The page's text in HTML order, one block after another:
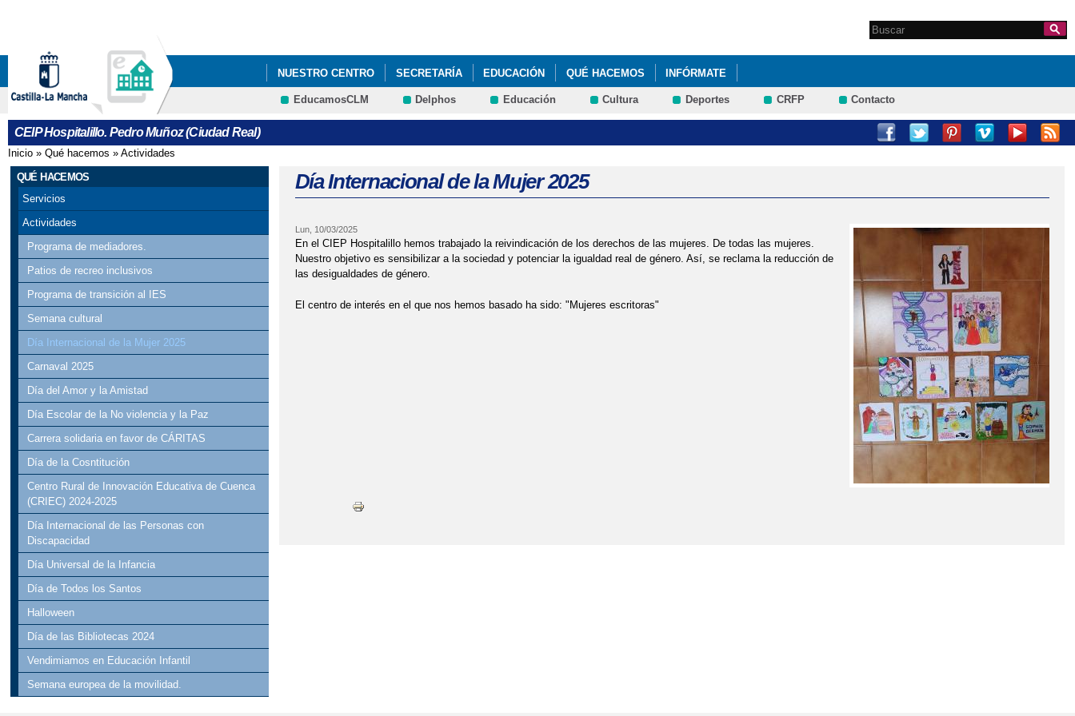
Formulario de
Search this site
NUESTRO CENTRO SECRETARÍA EDUCACIÓN QUÉ HACEMOS INFÓRMATE
EducamosCLM Delphos Educación Cultura Deportes CRFP Contacto
CEIP Hospitalillo. Pedro Muñoz (Ciudad Real)
Se encuentra usted aquí
Inicio » Qué hacemos » Actividades
QUÉ HACEMOS
Servicios
Actividades
Programa de mediadores.
Patios de recreo inclusivos
Programa de transición al IES
Semana cultural
Día Internacional de la Mujer 2025
Carnaval 2025
Día del Amor y la Amistad
Día Escolar de la No violencia y la Paz
Carrera solidaria en favor de CÁRITAS
Día de la Cosntitución
Centro Rural de Innovación Educativa de Cuenca
(CRIEC) 2024-2025
Día Internacional de las Personas con
Discapacidad
Día Universal de la Infancia
Día de Todos los Santos
Halloween
Día de las Bibliotecas 2024
Vendimiamos en Educación Infantil
Semana europea de la movilidad.
Día Internacional de la Mujer 2025
Lun, 10/03/2025
En el CIEP Hospitalillo hemos trabajado la reivindicación de los derechos de las mujeres. De todas las mujeres.
Nuestro objetivo es sensibilizar a la sociedad y potenciar la igualdad real de género. Así, se reclama la reducción de
las desigualdades de género.
El centro de interés en el que nos hemos basado ha sido: "Mujeres escritoras"